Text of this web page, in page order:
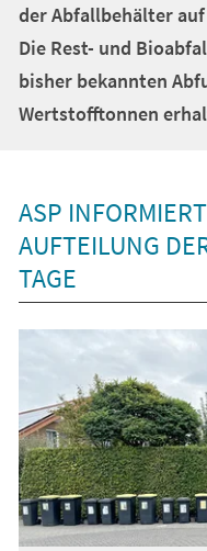
der Abfallbehälter
Die Rest- und
bisher bekannten
Wertstofftonnen
ASP
AUFTEILUNG
TAGE